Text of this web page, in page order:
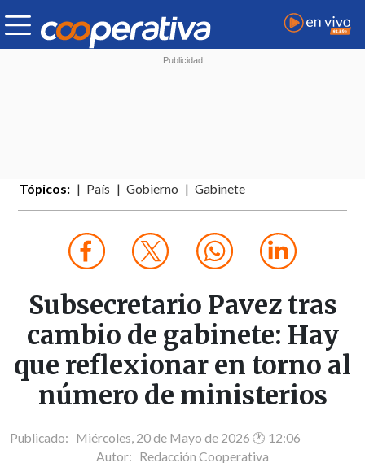
Tópicos: País Gobierno Gabinete
Subsecretario Pavez tras
cambio de gabinete: Hay
que reflexionar en torno al
número de ministerios
Publicado: Miércoles, 20 de Mayo de 2026 🕐 12:06
Autor: Redacción Cooperativa